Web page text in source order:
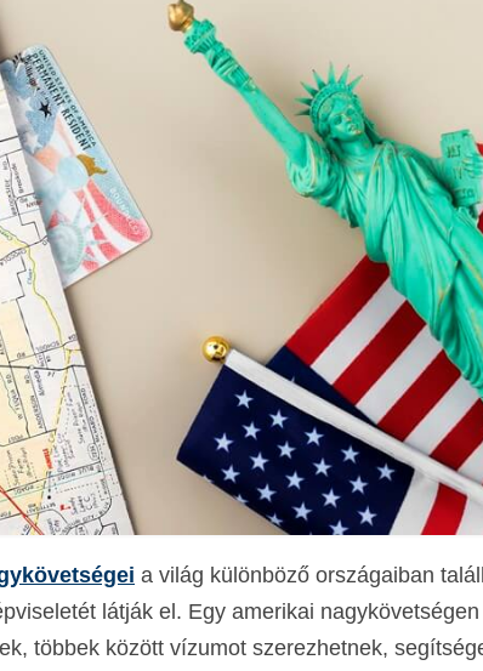
a világ különböző országaiban
látják el. Egy amerikai
többek között vízumot szerezhetnek,